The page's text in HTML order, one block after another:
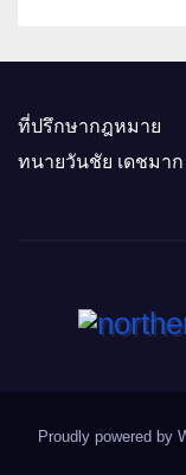
ที่ปรึกษากฎหมาย
ทนายวันชัย เดชมา
Proudly powered by